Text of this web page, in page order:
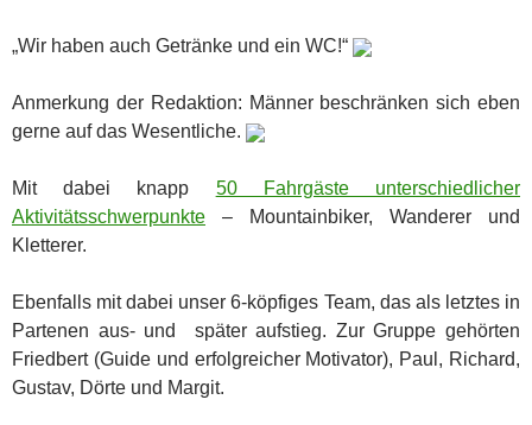
„Wir haben auch Getränke und ein WC!“
Anmerkung der Redaktion: Männer beschränken sich eben
gerne auf das Wesentliche.
Mit dabei knapp 50 Fahrgäste unterschiedlicher
Aktivitätsschwerpunkte – Mountainbiker, Wanderer und
Kletterer.
Ebenfalls mit dabei unser 6-köpfiges Team, das als letztes in
Partenen aus- und später aufstieg. Zur Gruppe gehörten
Friedbert (Guide und erfolgreicher Motivator), Paul, Richard,
Gustav, Dörte und Margit.